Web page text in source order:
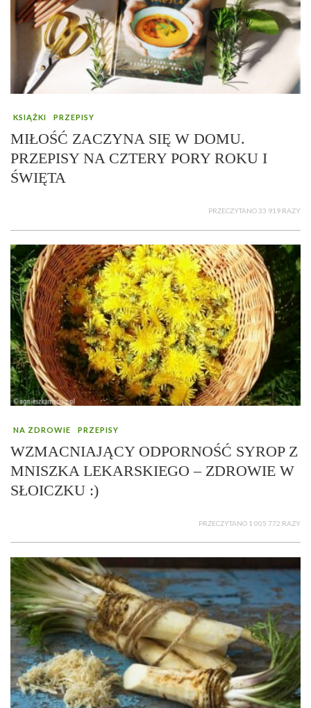
KSIĄŻKI PRZEPISY
MIŁOŚĆ ZACZYNA SIĘ W DOMU.
PRZEPISY NA CZTERY PORY ROKU I
ŚWIĘTA
PRZECZYTANO 33 919 RAZY
NA ZDROWIE PRZEPISY
WZMACNIAJĄCY ODPORNOŚĆ SYROP Z
MNISZKA LEKARSKIEGO – ZDROWIE W
SŁOICZKU :)
PRZECZYTANO 1 005 772 RAZY